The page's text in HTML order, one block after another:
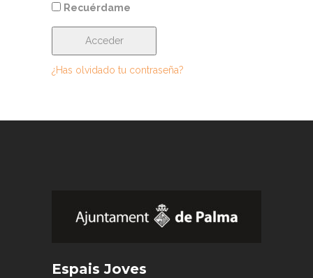
Recuérdame
¿Has olvidado tu contraseña?
Espais Joves